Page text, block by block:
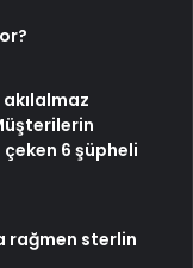
6 şüpheli
rağmen sterlin